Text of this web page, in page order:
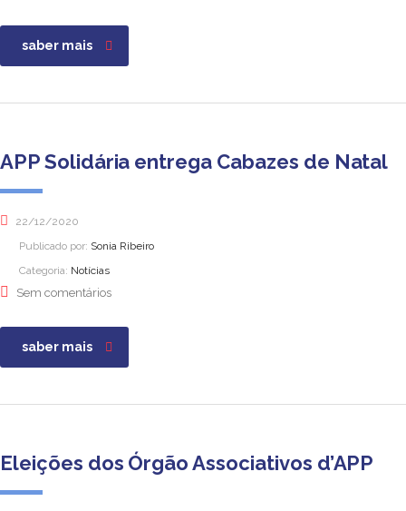
saber mais
APP Solidária entrega Cabazes de Natal
22/12/2020
Publicado por: Sonia Ribeiro
Categoria: Notícias
Sem comentários
saber mais
Eleições dos Órgão Associativos d’APP